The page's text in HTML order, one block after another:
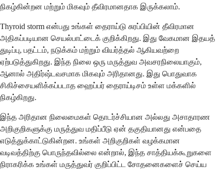
நிகழ்கின்றன மற்றும் மிகவும் தீவிரமானதாக இருக்கலாம்.
Thyroid storm என்பது உங்கள் தைராய்டு சுரப்பியின் தீவிரமான
அதிகப்படியான செயல்பாட்டைக் குறிக்கிறது. இது வேகமான இதயத்
துடிப்பு, பதட்டம், நடுக்கம் மற்றும் வியர்த்தல் ஆகியவற்றை
ஏற்படுத்துகிறது. இந்த நிலை ஒரு மருத்துவ அவசரநிலையாகும்,
ஆனால் அதிர்ஷ்டவசமாக மிகவும் அரிதானது. இது பொதுவாக
சிகிச்சையளிக்கப்படாத ஹைப்பர் தைராய்டிசம் உள்ள மக்களில்
நிகழ்கிறது.
இந்த அரிதான நிலைமைகள் தொடர்ச்சியான அல்லது அசாதாரண
அறிகுறிகளுக்கு மருத்துவ மதிப்பீடு ஏன் தகுதியானது என்பதை
எடுத்துக்காட்டுகின்றன. உங்கள் அறிகுறிகள் வழக்கமான
வடிவத்திற்கு பொருந்தவில்லை என்றால், இந்த சாத்தியக்கூறுகளை
நிராகரிக்க உங்கள் மருத்துவர் குறிப்பிட்ட சோதனைகளைச் செய்ய